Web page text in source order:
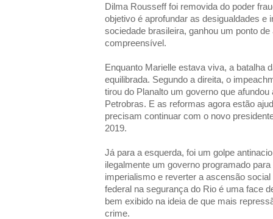
Dilma Rousseff foi removida do poder
objetivo é aprofundar as desigualdades e
sociedade brasileira, ganhou um ponto
compreensível.
Enquanto Marielle estava viva, a batalha
equilibrada. Segundo a direita, o
tirou do Planalto um governo que
Petrobras. E as reformas agora estão
precisam continuar com o novo
2019.
Já para a esquerda, foi um golpe
ilegalmente um governo programado
imperialismo e reverter a ascensão
federal na segurança do Rio é uma face
bem exibido na ideia de que mais
crime.